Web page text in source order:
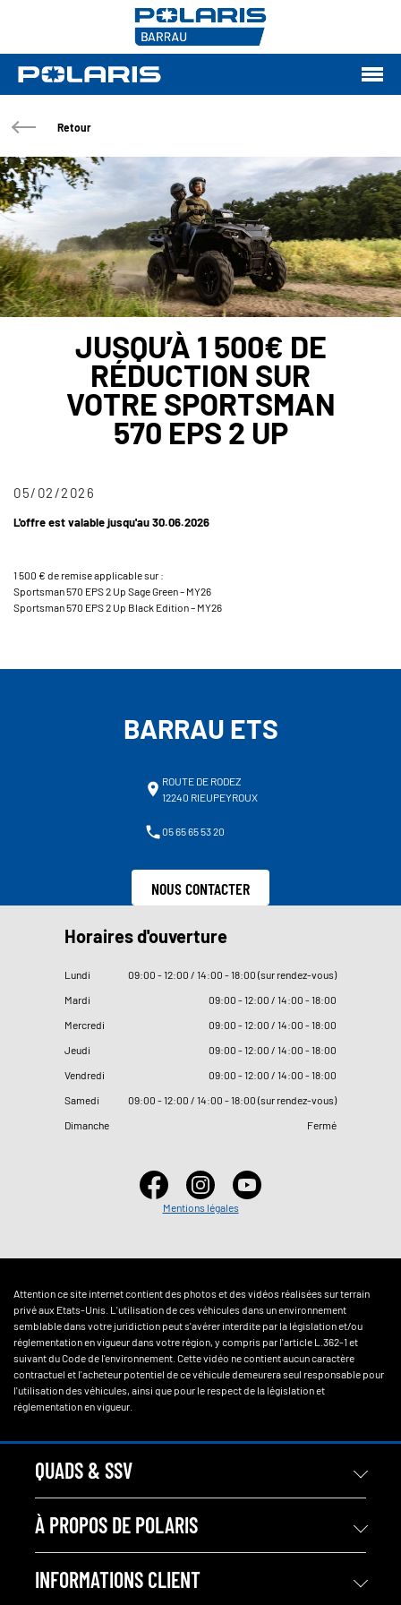
Retour
JUSQU’À 1 500€ DE
RÉDUCTION SUR
VOTRE SPORTSMAN
570 EPS 2 UP
05/02/2026
L'offre est valable jusqu'au 30.06.2026
1 500 € de remise applicable sur :
Sportsman 570 EPS 2 Up Sage Green – MY26
Sportsman 570 EPS 2 Up Black Edition – MY26
BARRAU ETS
ROUTE DE RODEZ
12240 RIEUPEYROUX
05 65 65 53 20
NOUS CONTACTER
Horaires d'ouverture
Lundi 09:00 - 12:00 / 14:00 - 18:00 (sur rendez-vous)
Mardi
09:00 - 12:00 / 14:00 - 18:00
Mercredi
09:00 - 12:00 / 14:00 - 18:00
Jeudi
09:00 - 12:00 / 14:00 - 18:00
Vendredi
09:00 - 12:00 / 14:00 - 18:00
Samedi
09:00 - 12:00 / 14:00 - 18:00 (sur rendez-vous)
Dimanche
Fermé
Mentions légales
Attention ce site internet contient des photos et des vidéos réalisées sur terrain
privé aux Etats-Unis. L'utilisation de ces véhicules dans un environnement
semblable dans votre juridiction peut s'avérer interdite par la législation et/ou
réglementation en vigueur dans votre région, y compris par l'article L.362-1 et
suivant du Code de l'environnement. Cette vidéo ne contient aucun caractère
contractuel et l'acheteur potentiel de ce véhicule demeurera seul responsable pour
l'utilisation des véhicules, ainsi que pour le respect de la législation et
réglementation en vigueur.
QUADS & SSV
À PROPOS DE POLARIS
INFORMATIONS CLIENT